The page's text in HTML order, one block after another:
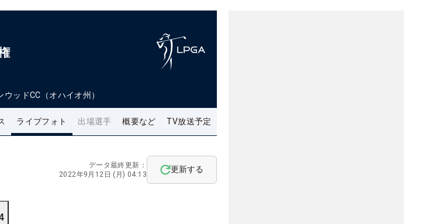
ウッドCC（オハイオ州）
ライブフォト 出場選手 概要など TV放送予定
データ最終更新：
2022年9月12日 (月) 04:13
更新する